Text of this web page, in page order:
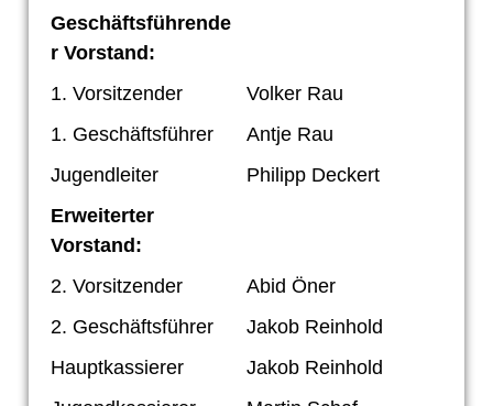
Geschäftsführende
r Vorstand:
1. Vorsitzender
Volker Rau
1. Geschäftsführer
Antje Rau
Jugendleiter
Philipp Deckert
Erweiterter
Vorstand:
2. Vorsitzender
Abid Öner
2. Geschäftsführer
Jakob Reinhold
Hauptkassierer
Jakob Reinhold